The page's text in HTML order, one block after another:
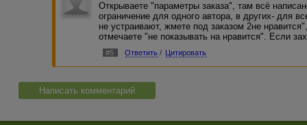
Открываете "параметры заказа", там всё
ограничение для одного автора, в других- для
не устраивают, жмете под заказом 2не
отмечаете "не показывать на нравится". Если
#5 Ответить / Цитировать
Написать комментарий